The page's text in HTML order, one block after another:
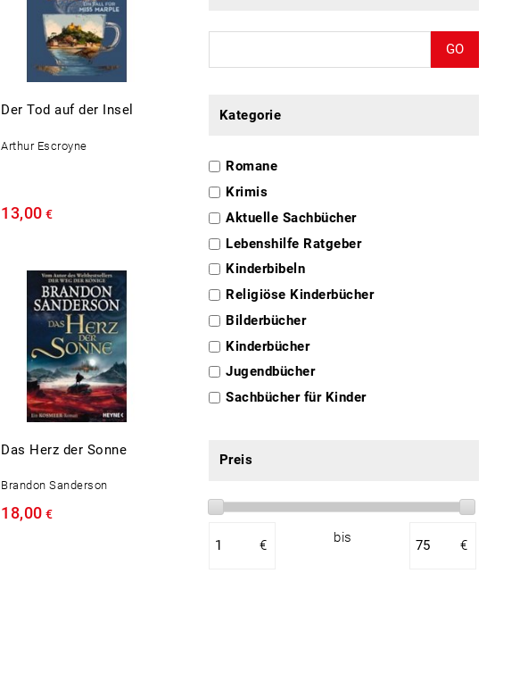
Der Tod auf der Insel
Arthur Escroyne
13,00 €
Das Herz der Sonne
Brandon Sanderson
18,00 €
GO
Kategorie
Romane
Krimis
Aktuelle Sachbücher
Lebenshilfe Ratgeber
Kinderbibeln
Religiöse Kinderbücher
Bilderbücher
Kinderbücher
Jugendbücher
Sachbücher für Kinder
Preis
€
bis
€